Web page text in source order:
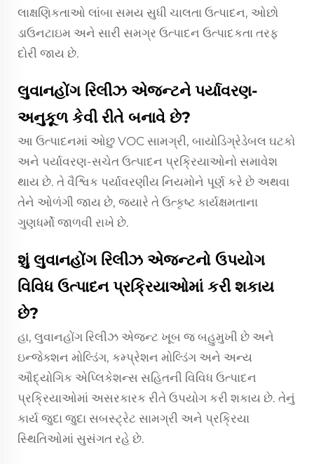
લાક્ષણિકતાઓ લાંબા સમય સુધી ચાલતા ઉત્પાદન, ઓછો
ડાઉનટાઇમ અને સારી સમગ્ર ઉત્પાદન ઉત્પાદકતા તરફ
દોરી જાય છે.
લુવાનહોંગ રિલીઝ એજન્ટને પર્યાવરણ-
અનુકૂળ કેવી રીતે બનાવે છે?
આ ઉત્પાદનમાં ઓછુ VOC સામગ્રી, બાયોડિગ્રેડેબલ ઘટકો
અને પર્યાવરણ-સચેત ઉત્પાદન પ્રક્રિયાઓનો સમાવેશ
થાય છે. તે વૈશ્વિક પર્યાવરણીય નિયમોને પૂર્ણ કરે છે અથવા
તેને ઓળંગી જાય છે, જ્યારે તે ઉત્કૃષ્ટ કાર્યક્ષમતાના
ગુણધર્મો જાળવી રાખે છે.
શું લુવાનહોંગ રિલીઝ એજન્ટનો ઉપયોગ
વિવિધ ઉત્પાદન પ્રક્રિયાઓમાં કરી શકાય
છે?
હા, લુવાનહોંગ રિલીઝ એજન્ટ ખૂબ જ બહુમુખી છે અને
ઇન્જેક્શન મોલ્ડિંગ, કમ્પ્રેશન મોલ્ડિંગ અને અન્ય
ઔદ્યોગિક એપ્લિકેશન્સ સહિતની વિવિધ ઉત્પાદન
પ્રક્રિયાઓમાં અસરકારક રીતે ઉપયોગ કરી શકાય છે. તેનું
કાર્ય જુદા જુદા સબસ્ટ્રેટ સામગ્રી અને પ્રક્રિયા
સ્થિતિઓમાં સુસંગત રહે છે.